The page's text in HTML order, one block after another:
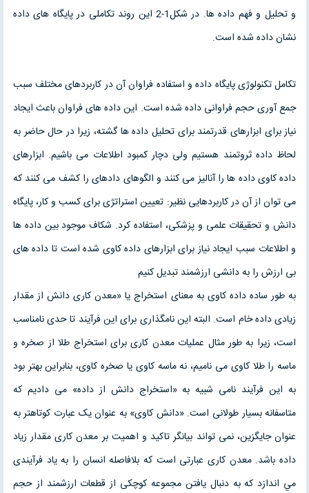
و تحليل و فهم داده ها. در شکل1-2 اين روند تکاملی در پايگاه های داده
نشان داده شده است.
تکامل تکنولوژی پايگاه داده و استفاده فراوان آن در کاربردهای مختلف سبب
جمع آوری حجم فراوانی داده شده است. اين داده های فراوان باعث ايجاد
نياز برای ابزارهای قدرتمند برای تحليل داده ها گشته، زيرا در حال حاضر به
لحاظ داده ثروتمند هستيم ولی دچار کمبود اطلاعات می باشيم. ابزارهای
داده کاوی داده ها را آناليز می کنند و الگوهای دادهای را کشف می کنند که
می توان از آن در کاربردهايی نظير: تعيين استراتژی برای کسب و کار، پايگاه
دانش و تحقيقات علمی و پزشکی، استفاده کرد. شکاف موجود بين داده ها
و اطلاعات سبب ايجاد نياز برای ابزارهای داده کاوی شده است تا داده های
بی ارزش را به دانشی ارزشمند تبديل کنيم
به طور ساده داده کاوی به معنای استخراج يا «معدن کاری دانش از مقدار
زيادی داده خام است. البته اين نامگذاری برای اين فرآيند تا حدی نامناسب
است، زيرا به طور مثال عمليات معدن کاری برای استخراج طلا از صخره و
ماسه را طلا کاوی می ناميم، نه ماسه کاوی يا صخره کاوی، بنابراين بهتر بود
به اين فرآيند نامی شبيه به «استخراج دانش از داده» می داديم که
متاسفانه بسيار طولانی است. «دانش کاوی» به عنوان يک عبارت کوتاهتر به
عنوان جايگزين، نمی تواند بيانگر تاکيد و اهميت بر معدن کاری مقدار زياد
داده باشد. معدن کاری عبارتی است که بلافاصله انسان را به ياد فرآيندی
مي اندازد که به دنبال يافتن مجموعه کوچکی از قطعات ارزشمند از حجم